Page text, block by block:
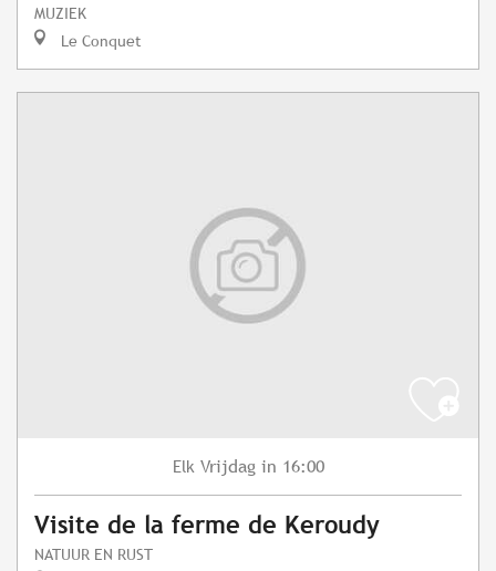
MUZIEK
Le Conquet
Elk Vrijdag in 16:00
Visite de la ferme de Keroudy
NATUUR EN RUST